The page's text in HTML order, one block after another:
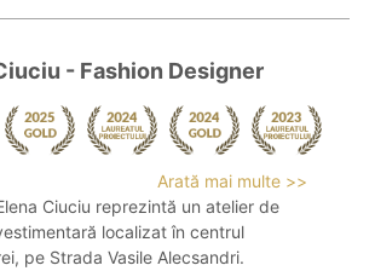
- Fashion Designer
Arată mai multe >>
Ciuciu reprezintă un atelier de
localizat în centrul
pe Strada Vasile Alecsandri.